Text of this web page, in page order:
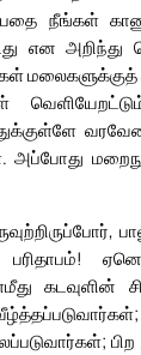
நீங்கள்
என
மலைகளுக்குத்
அப்போது
கடவுளின்